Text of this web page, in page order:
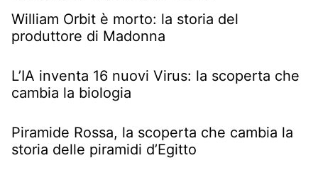
William Orbit è morto: la storia del
produttore di Madonna
L’IA inventa 16 nuovi Virus: la scoperta che
cambia la biologia
Piramide Rossa, la scoperta che cambia la
storia delle piramidi d’Egitto